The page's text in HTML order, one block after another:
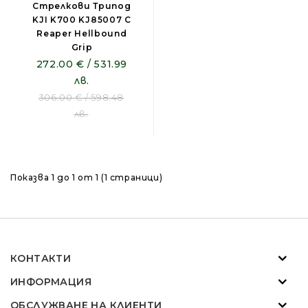
Стрелкови Трипод
KJI K700 KJ85007 С
Reaper Hellbound
Grip
272.00 € / 531.99
лв.
306.00 € / 598.48
лв.
Показва 1 до 1 от 1 (1 страници)
КОНТАКТИ
ИНФОРМАЦИЯ
ОБСЛУЖВАНЕ НА КЛИЕНТИ